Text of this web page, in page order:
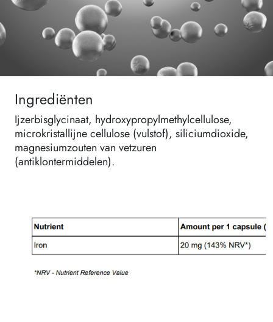
Ingrediënten
Ijzerbisglycinaat, hydroxypropylmethylcellulose,
microkristallijne cellulose (vulstof), siliciumdioxide,
magnesiumzouten van vetzuren
(antiklontermiddelen).